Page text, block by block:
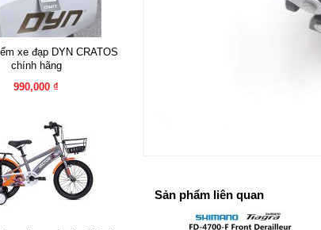
xe đạp DYN CRATOS
chính hãng
990,000 ₫
Sản phẩm liên quan